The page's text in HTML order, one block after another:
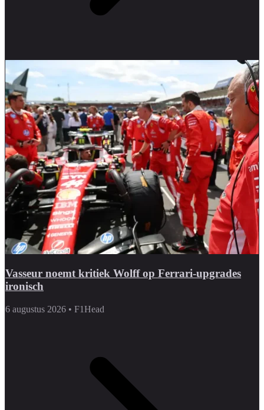
Vasseur noemt kritiek Wolff op Ferrari-upgrades
ironisch
6 augustus 2026 • F1Head